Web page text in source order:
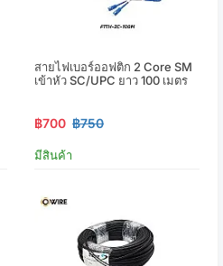
สายไฟเบอร์ออฟติก 2 Core SM
เข้าหัว SC/UPC ยาว 100 เมตร
฿700 ฿750
มีสินค้า